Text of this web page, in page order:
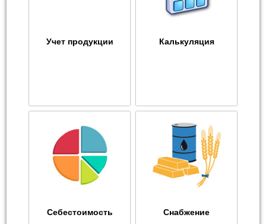
Учет продукции Калькуляция
Себестоимость Снабжение